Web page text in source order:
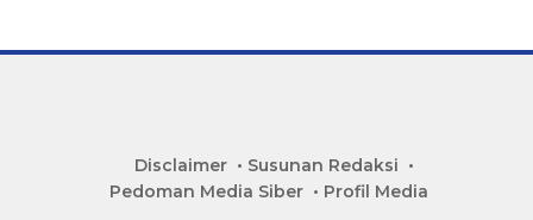
Disclaimer
Susunan Redaksi
Pedoman Media Siber
Profil Media